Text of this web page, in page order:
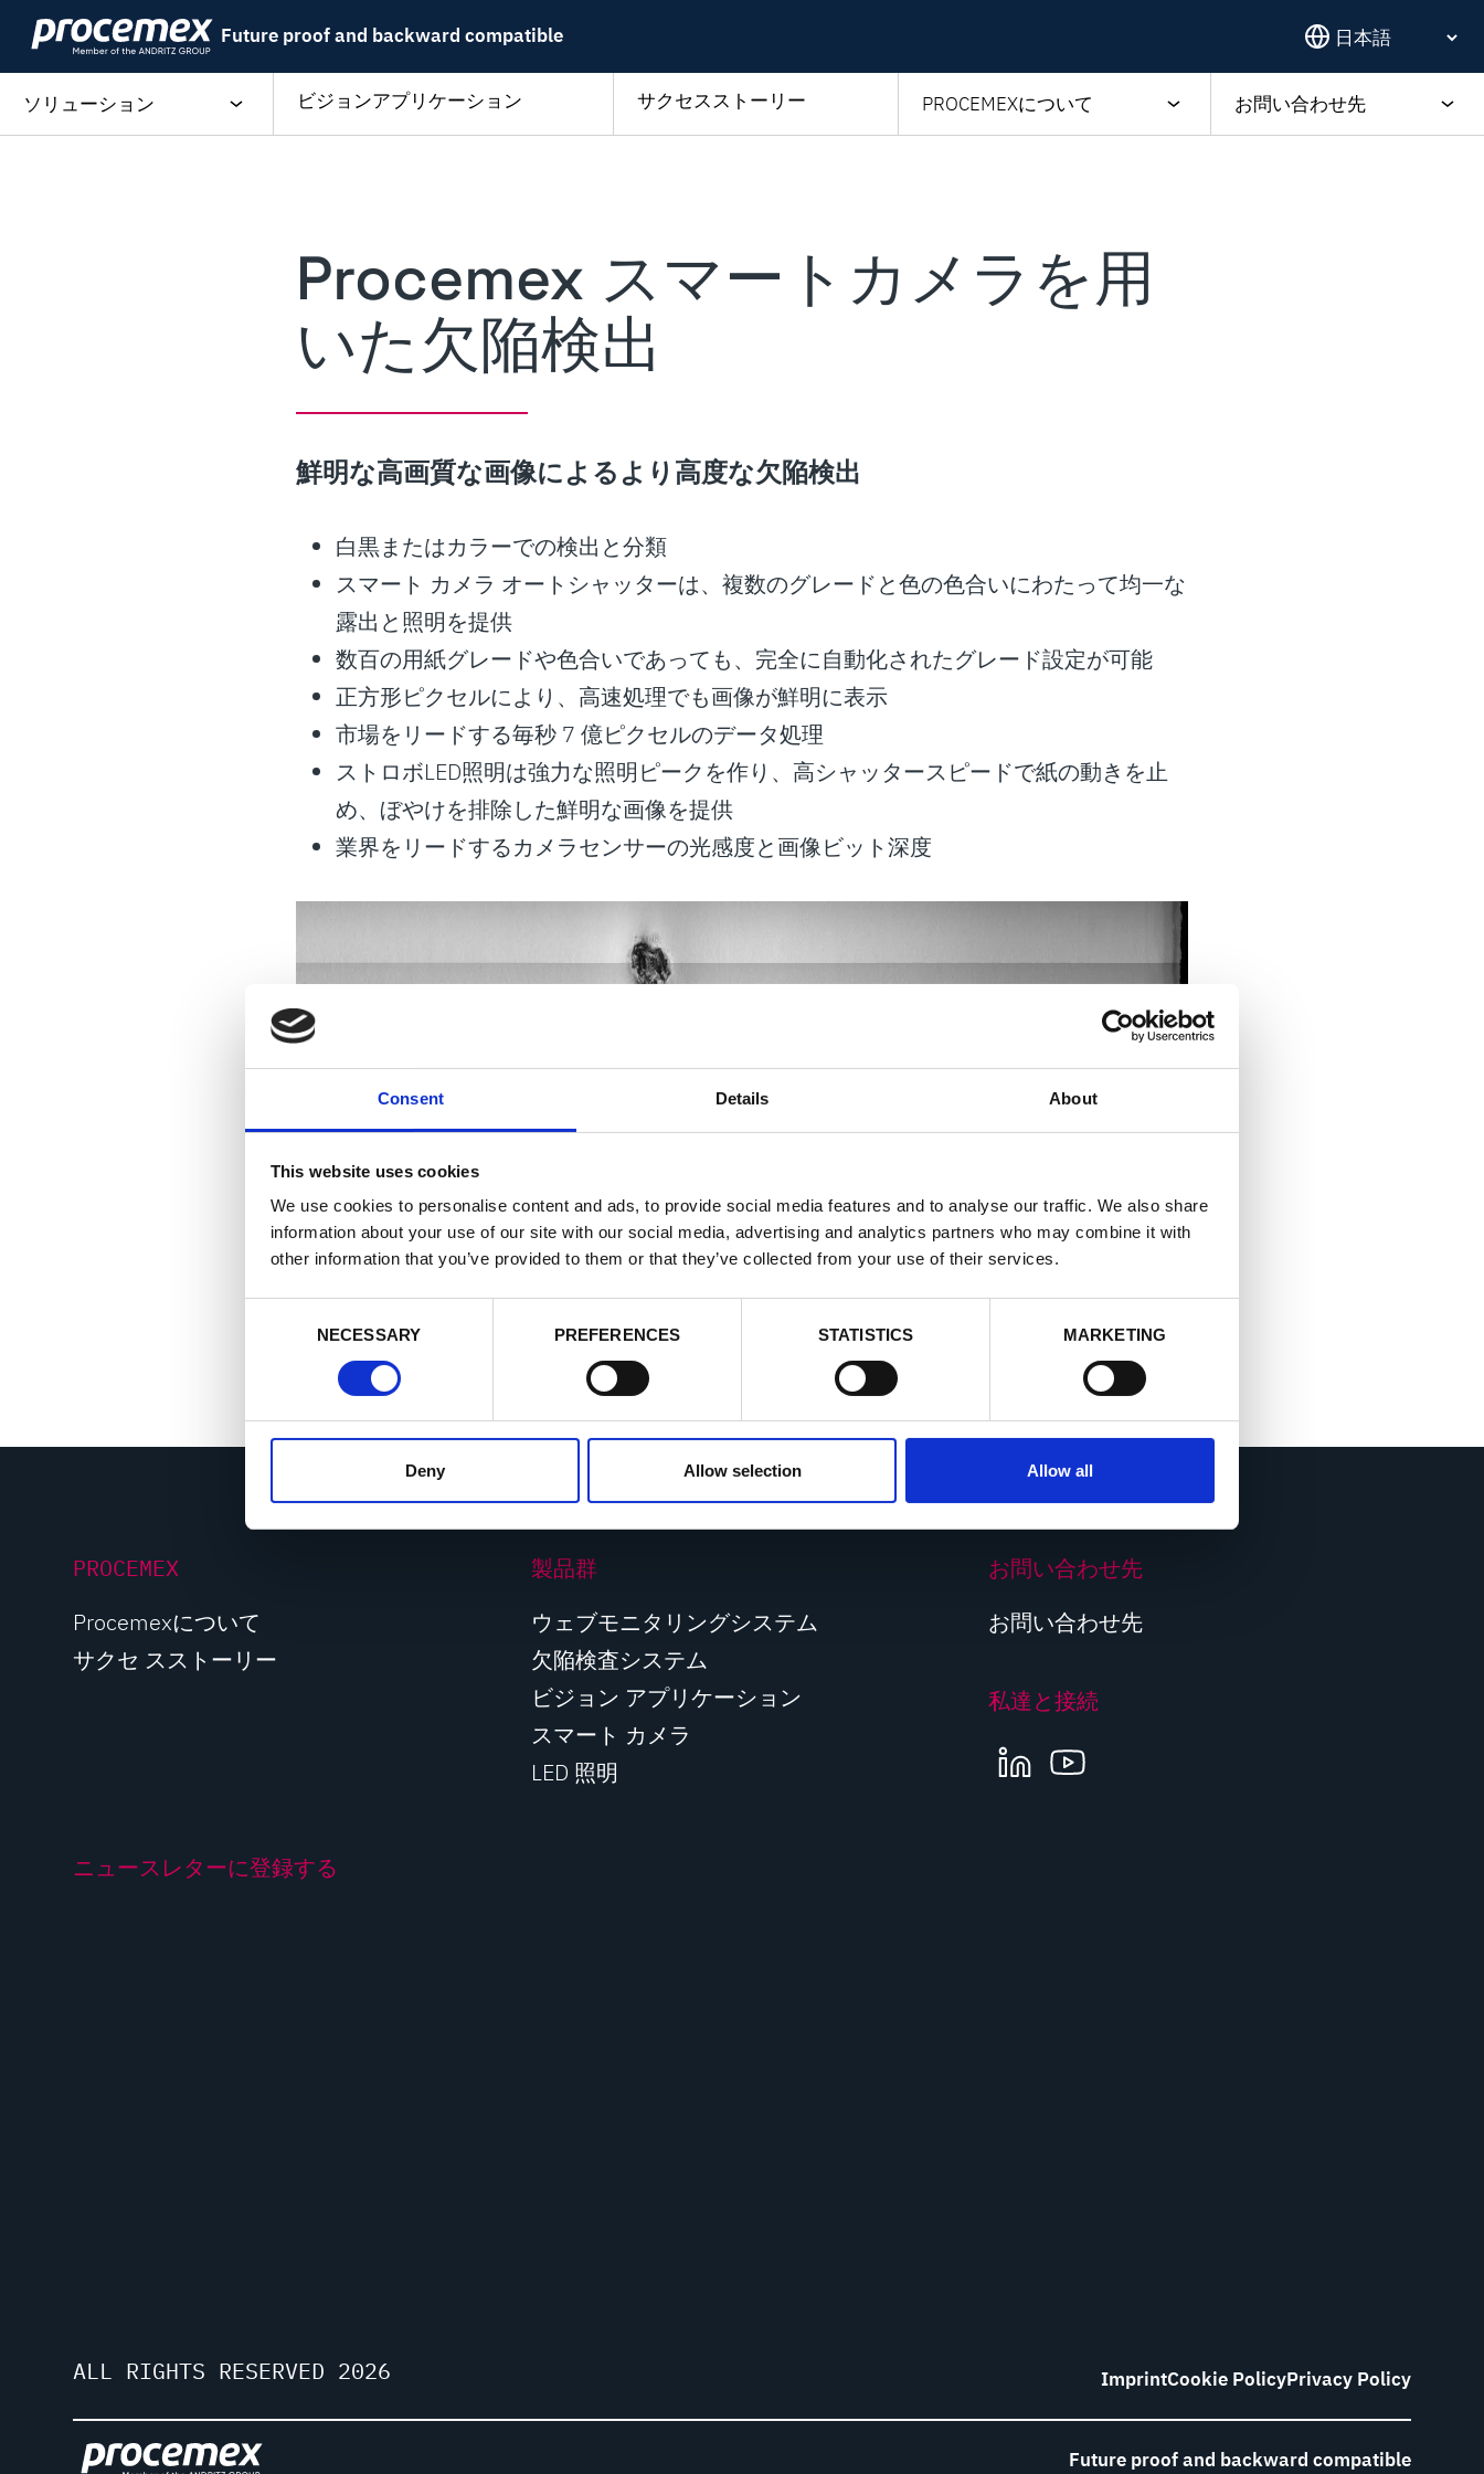
Consent Details About
This website uses cookies
We use cookies to personalise content and ads, to provide social media features and to analyse our traffic. We also share
information about your use of our site with our social media, advertising and analytics partners who may combine it with
other information that you’ve provided to them or that they’ve collected from your use of their services.
e
n
e
t
i
NECESSARY PREFERENCES STATISTICS MARKETING
Deny Allow selection Allow all
Skip
content
Future proof and backward compatible
ソリューション ビジョンアプリケーション サクセスストーリー PROCEMEXについて お問い合わせ先
Procemex スマートカメラを用
いた欠陥検出
鮮明な高画質な画像によるより高度な欠陥検出
白黒またはカラーでの検出と分類
スマート カメラ オートシャッターは、複数のグレードと色の色合いにわたって均一な
露出と照明を提供
数百の用紙グレードや色合いであっても、完全に自動化されたグレード設定が可能
正方形ピクセルにより、高速処理でも画像が鮮明に表示
市場をリードする毎秒 7 億ピクセルのデータ処理
ストロボLED照明は強力な照明ピークを作り、高シャッタースピードで紙の動きを止
め、ぼやけを排除した鮮明な画像を提供
業界をリードするカメラセンサーの光感度と画像ビット深度
PROCEMEX
Procemexについて
サクセ スストーリー
製品群
ウェブモニタリングシステム
欠陥検査システム
ビジョン アプリケーション
スマート カメラ
LED 照明
お問い合わせ先
お問い合わせ先
私達と接続
LINKEDINYOUTUBE
ニュースレターに登録する
ALL RIGHTS RESERVED 2026 ImprintCookie PolicyPrivacy Policy
Future proof and backward compatible